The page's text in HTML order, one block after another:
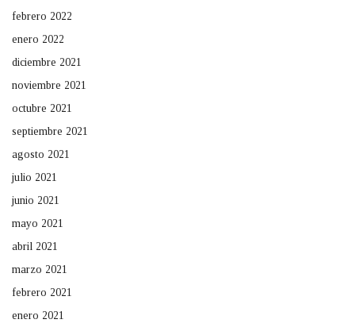
febrero 2022
enero 2022
diciembre 2021
noviembre 2021
octubre 2021
septiembre 2021
agosto 2021
julio 2021
junio 2021
mayo 2021
abril 2021
marzo 2021
febrero 2021
enero 2021